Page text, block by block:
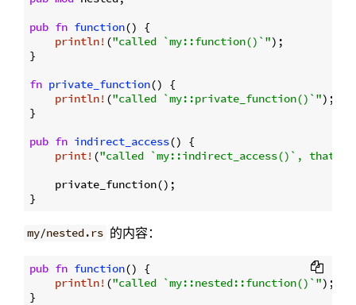
pub fn function() {
println! ("called `my::function()`");
}
fn private_function() {
println! ("called `my::private_function()`");
}
pub fn indirect_access() {
print! ("called `my::indirect_access()`,
    private_function();
my/nested.rs 的内容：
pub fn function() {
println! ("called `my::nested::function()`");
}